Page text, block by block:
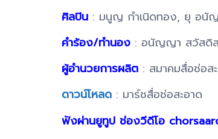
ศิลปิน : มนูญ กำเนิดทอง, ยุ อนั
คำร้อง/ทำนอง : อนัญญา สวัสดิ
ผู้อำนวยการผลิต : สมาคมสื่อช่อส
ดาวน์โหลด : มาร์ชสื่อช่อสะอาด
ฟังผ่านยูทูป ช่องวีดีโอ